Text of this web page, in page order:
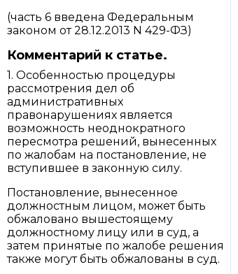
(часть 6 введена Федеральным
законом от 28.12.2013 N 429-ФЗ)
Комментарий к статье.
1. Особенностью процедуры
рассмотрения дел об
административных
правонарушениях является
возможность неоднократного
пересмотра решений, вынесенных
по жалобам на постановление, не
вступившее в законную силу.
Постановление, вынесенное
должностным лицом, может быть
обжаловано вышестоящему
должностному лицу или в суд, а
затем принятые по жалобе решения
также могут быть обжалованы в суд.